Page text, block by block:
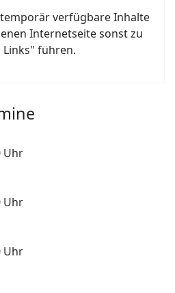
verfügbare Inhalte
Internetseite sonst zu
führen.
Uhr
Uhr
Uhr